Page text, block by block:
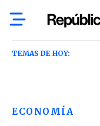
TEMAS DE HOY:
ECONOMÍA